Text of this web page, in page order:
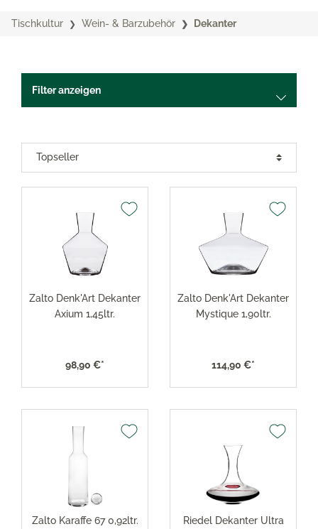
Tischkultur Wein- & Barzubehör Dekanter
Filter anzeigen
Zalto Denk'Art Dekanter
Axium 1,45ltr.
98,90 €*
Zalto Denk'Art Dekanter
Mystique 1,90ltr.
114,90 €*
Zalto Karaffe 67 0,92ltr.
Riedel Dekanter Ultra